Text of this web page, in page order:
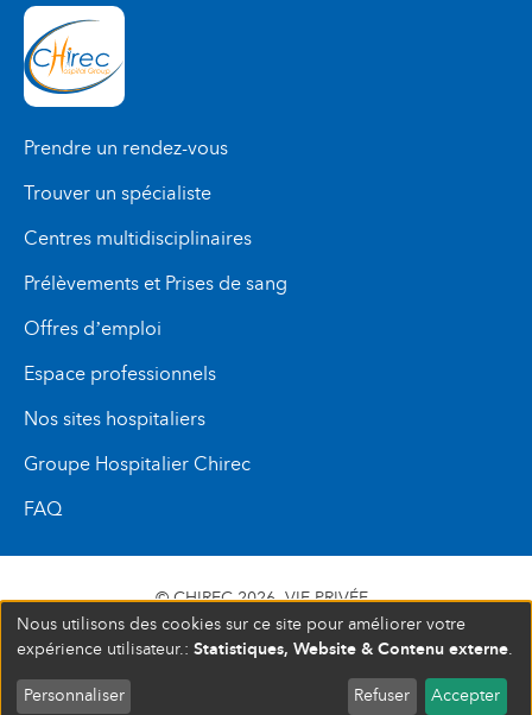
Prendre un rendez-vous
Trouver un spécialiste
Centres multidisciplinaires
Prélèvements et Prises de sang
Offres d’emploi
Espace professionnels
Nos sites hospitaliers
Groupe Hospitalier Chirec
FAQ
© CHIREC 2026 VIE PRIVÉE
SIÈGE SOCIAL BOULEVARD DU TRIOMPHE 201 1160
BRUXELLES N° D’ENTREPRISE : 472 937 059
Nous utilisons des cookies sur ce site pour améliorer votre
expérience utilisateur.: Statistiques, Website & Contenu externe.
Personnaliser Refuser Accepter